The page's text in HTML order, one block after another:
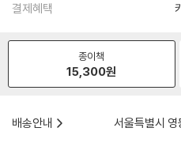
결제혜택
종이책
15,300원
배송안내
서울특별시